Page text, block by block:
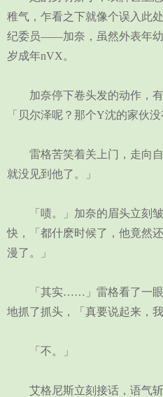
稚气，乍看之下就像个误入此
纪委员——加奈，虽然外表年
岁成年nVX。
加奈停下卷头发的动作，有
「贝尔泽呢？那个Y沈的家伙
雷格苦笑着关上门，走向自
就没见到他了。」
「啧。」加奈的眉头立刻皱
快，「都什麽时候了，他竟然
漫了。」
「其实……」雷格看了一眼
地抓了抓头，「真要说起来，
「不。」
艾格尼斯立刻接话，语气斩